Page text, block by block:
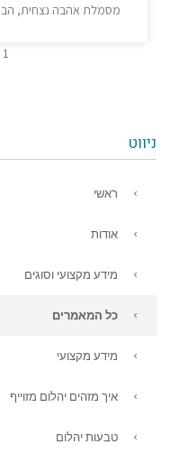
מסמלת אהבה נצחית,
1
ניווט
ראשי
אודות
מידע מקצועי וסוגים
כל המאמרים
מידע מקצועי
איך מזהים יהלום מזוייף
טבעות יהלום